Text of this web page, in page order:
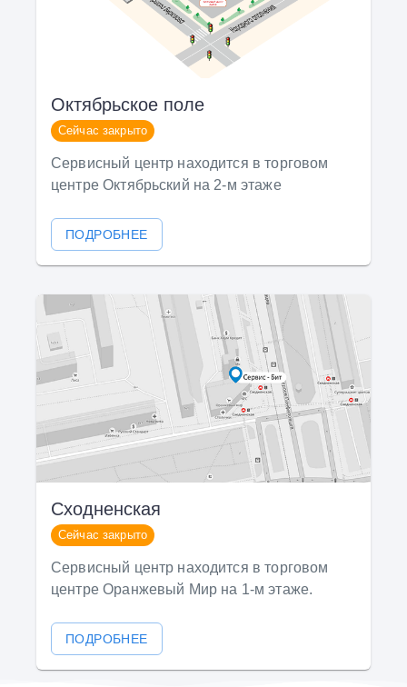
Октябрьское поле
Сейчас закрыто
Сервисный центр находится в торговом
центре Октябрьский на 2-м этаже
ПОДРОБНЕЕ
Сходненская
Сейчас закрыто
Сервисный центр находится в торговом
центре Оранжевый Мир на 1-м этаже.
ПОДРОБНЕЕ